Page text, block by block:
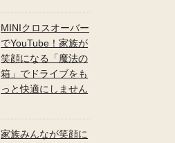
MINIクロスオーバー
でYouTube！家族が
笑顔になる「魔法の
箱」でドライブをも
っと快適にしません
家族みんなが笑顔に